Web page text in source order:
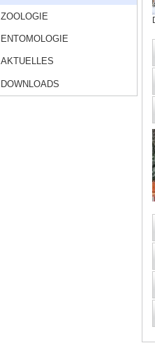
ZOOLOGIE
ENTOMOLOGIE
AKTUELLES
DOWNLOADS